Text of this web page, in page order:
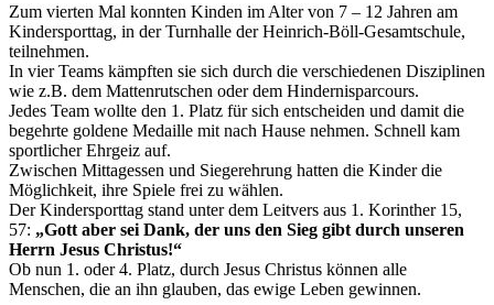
Zum vierten Mal konnten Kinden im Alter von 7 – 12 Jahren am
Kindersporttag, in der Turnhalle der Heinrich-Böll-Gesamtschule,
teilnehmen.
In vier Teams kämpften sie sich durch die verschiedenen Disziplinen
wie z.B. dem Mattenrutschen oder dem Hindernisparcours.
Jedes Team wollte den 1. Platz für sich entscheiden und damit die
begehrte goldene Medaille mit nach Hause nehmen. Schnell kam
sportlicher Ehrgeiz auf.
Zwischen Mittagessen und Siegerehrung hatten die Kinder die
Möglichkeit, ihre Spiele frei zu wählen.
Der Kindersporttag stand unter dem Leitvers aus 1. Korinther 15,
57: „Gott aber sei Dank, der uns den Sieg gibt durch unseren
Herrn Jesus Christus!“
Ob nun 1. oder 4. Platz, durch Jesus Christus können alle
Menschen, die an ihn glauben, das ewige Leben gewinnen.